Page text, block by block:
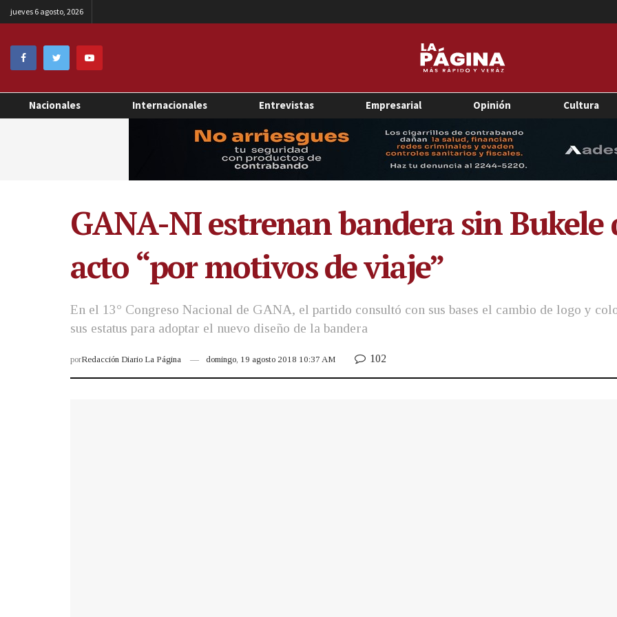
jueves 6 agosto, 2026
Nacionales Internacionales Entrevistas Empresarial Opinión Cultura
GANA-NI estrenan bandera sin
acto “por motivos de viaje”
En el 13° Congreso Nacional de GANA, el partido consultó con sus bases el cambio de logo y
sus estatus para adoptar el nuevo diseño de la bandera
porRedacción Diario La Página domingo, 19 agosto 2018 10:37 AM 102